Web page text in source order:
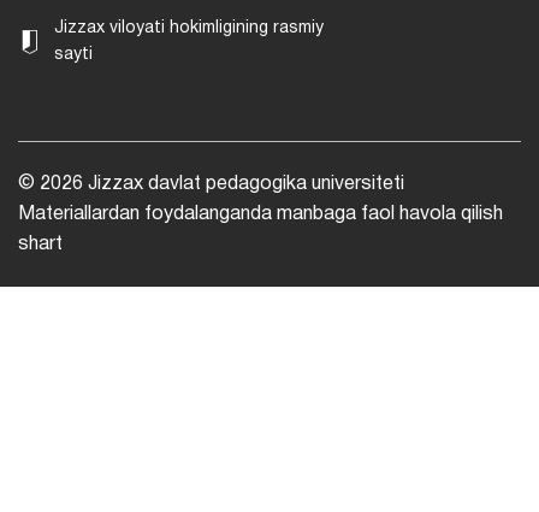
Jizzax viloyati hokimligining rasmiy
sayti
© 2026 Jizzax davlat pedagogika universiteti
Materiallardan foydalanganda manbaga faol havola qilish
shart